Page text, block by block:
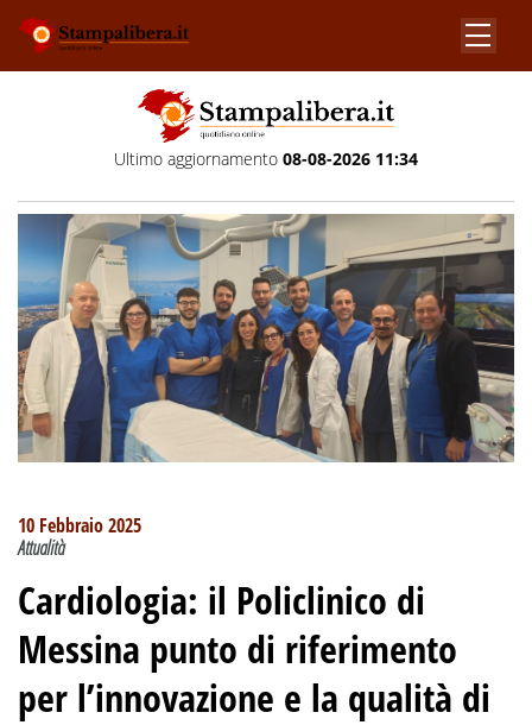
Ultimo aggiornamento 08-08-2026 11:34
10 Febbraio 2025
Attualità
Cardiologia: il Policlinico di
Messina punto di riferimento
per l’innovazione e la qualità di